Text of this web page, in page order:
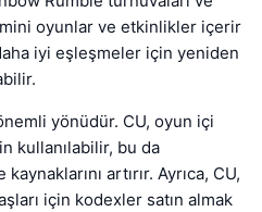
oyunlar ve etkinlikler içerir
iyi eşleşmeler için yeniden
yönüdür. CU, oyun içi
kullanılabilir, bu da
artırır. Ayrıca, CU,
için kodexler satın almak